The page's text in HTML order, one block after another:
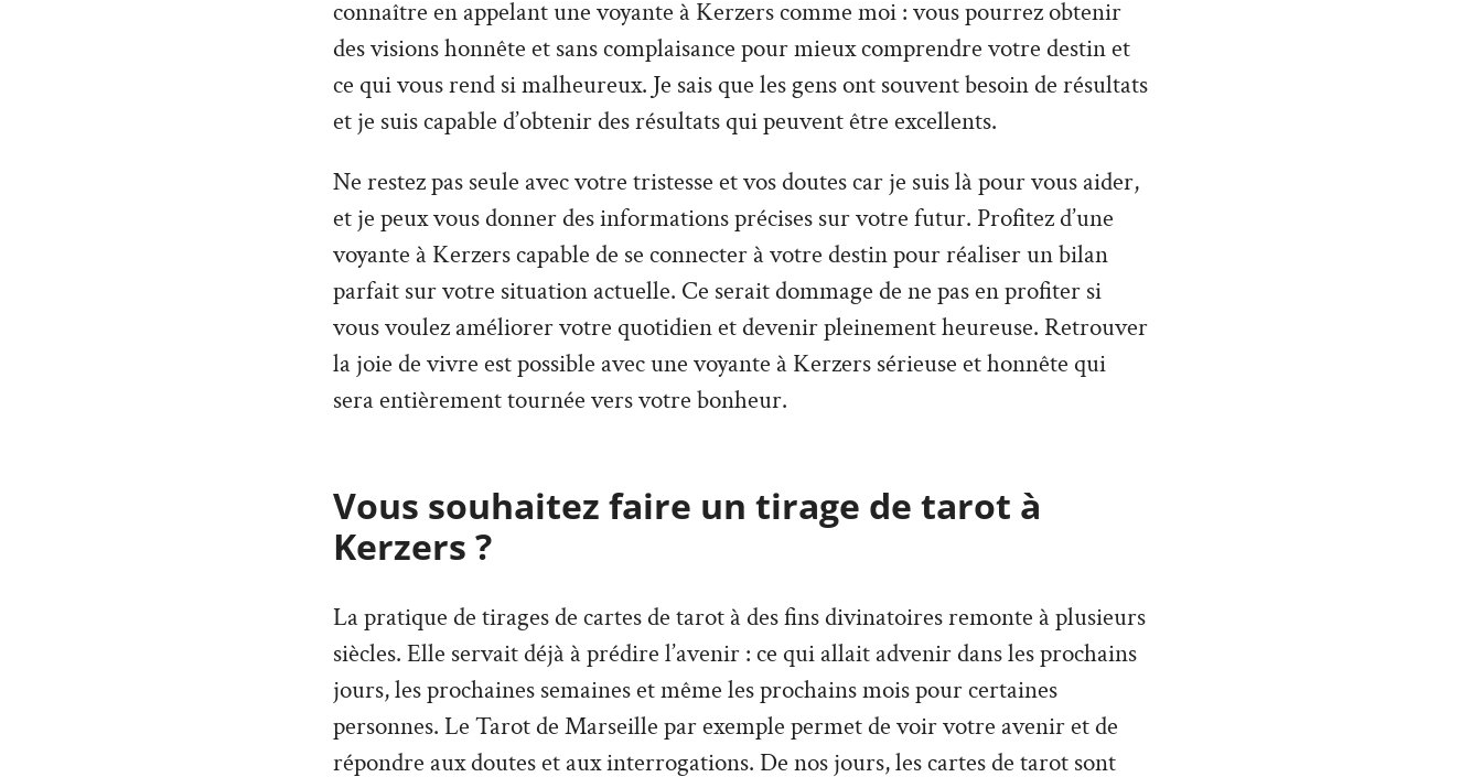
connaître en appelant une voyante à Kerzers comme moi : vous pourrez obtenir
des visions honnête et sans complaisance pour mieux comprendre votre destin et
ce qui vous rend si malheureux. Je sais que les gens ont souvent besoin de résultats
et je suis capable d’obtenir des résultats qui peuvent être excellents.
Ne restez pas seule avec votre tristesse et vos doutes car je suis là pour vous aider,
et je peux vous donner des informations précises sur votre futur. Profitez d’une
voyante à Kerzers capable de se connecter à votre destin pour réaliser un bilan
parfait sur votre situation actuelle. Ce serait dommage de ne pas en profiter si
vous voulez améliorer votre quotidien et devenir pleinement heureuse. Retrouver
la joie de vivre est possible avec une voyante à Kerzers sérieuse et honnête qui
sera entièrement tournée vers votre bonheur.
Vous souhaitez faire un tirage de tarot à
Kerzers ?
La pratique de tirages de cartes de tarot à des fins divinatoires remonte à plusieurs
siècles. Elle servait déjà à prédire l’avenir : ce qui allait advenir dans les prochains
jours, les prochaines semaines et même les prochains mois pour certaines
personnes. Le Tarot de Marseille par exemple permet de voir votre avenir et de
répondre aux doutes et aux interrogations. De nos jours, les cartes de tarot sont